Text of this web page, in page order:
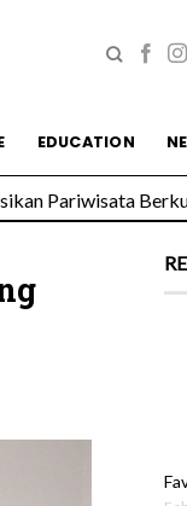
EDUCATION
Pariwisata